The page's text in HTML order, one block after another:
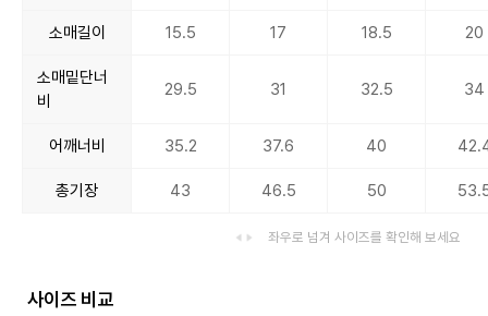
소매길이 15.5 17 18.5 20
소매밑단너
비
29.5 31 32.5 34
어깨너비 35.2 37.6 40
총기장 43 46.5 50
좌우로 넘겨 사이즈를 확인해 보세요
사이즈 비교